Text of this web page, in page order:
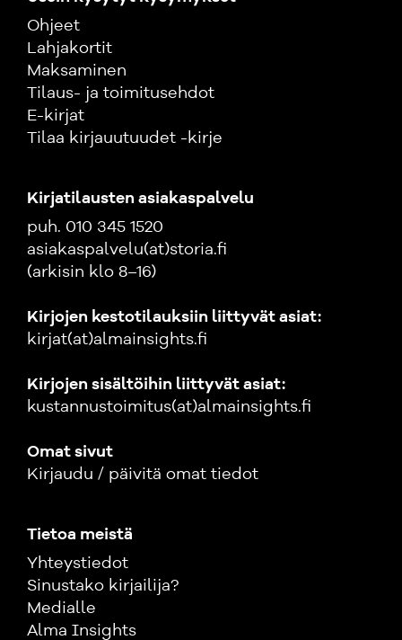
Ohjeet
Lahjakortit
Maksaminen
Tilaus- ja toimitusehdot
E-kirjat
Tilaa kirjauutuudet -kirje
Kirjatilausten asiakaspalvelu
puh. 010 345 1520
asiakaspalvelu(at)storia.fi
(arkisin klo 8–16)
Kirjojen kestotilauksiin liittyvät asiat:
kirjat(at)almainsights.fi
Kirjojen sisältöihin liittyvät asiat:
kustannustoimitus(at)almainsights.fi
Omat sivut
Kirjaudu / päivitä omat tiedot
Tietoa meistä
Yhteystiedot
Sinustako kirjailija?
Medialle
Alma Insights